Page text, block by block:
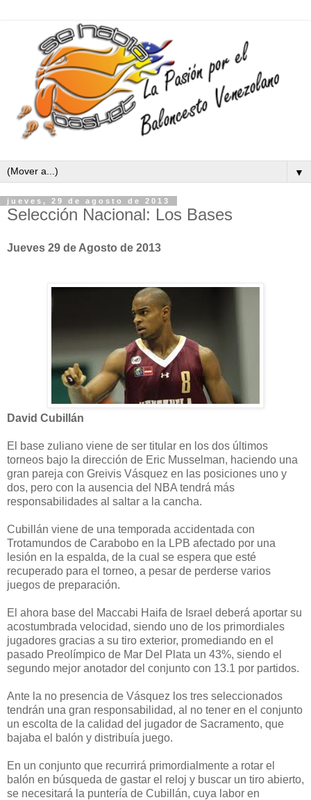
▼
jueves, 29 de agosto de 2013
Selección Nacional: Los Bases
Jueves 29 de Agosto de 2013
David Cubillán
El base zuliano viene de ser titular en los dos últimos
torneos bajo la dirección de Eric Musselman, haciendo una
gran pareja con Greivis Vásquez en las posiciones uno y
dos, pero con la ausencia del NBA tendrá más
responsabilidades al saltar a la cancha.
Cubillán viene de una temporada accidentada con
Trotamundos de Carabobo en la LPB afectado por una
lesión en la espalda, de la cual se espera que esté
recuperado para el torneo, a pesar de perderse varios
juegos de preparación.
El ahora base del Maccabi Haifa de Israel deberá aportar su
acostumbrada velocidad, siendo uno de los primordiales
jugadores gracias a su tiro exterior, promediando en el
pasado Preolímpico de Mar Del Plata un 43%, siendo el
segundo mejor anotador del conjunto con 13.1 por partidos.
Ante la no presencia de Vásquez los tres seleccionados
tendrán una gran responsabilidad, al no tener en el conjunto
un escolta de la calidad del jugador de Sacramento, que
bajaba el balón y distribuía juego.
En un conjunto que recurrirá primordialmente a rotar el
balón en búsqueda de gastar el reloj y buscar un tiro abierto,
se necesitará la puntería de Cubillán, cuya labor en